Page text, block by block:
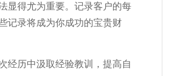
显得尤为重要。记录客户的每
记录将成为你成功的宝贵财
经历中汲取经验教训，提高自